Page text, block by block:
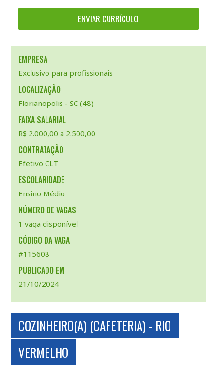
EMPRESA
Exclusivo para profissionais
LOCALIZAÇÃO
Florianopolis - SC (48)
FAIXA SALARIAL
R$ 2.000,00 a 2.500,00
CONTRATAÇÃO
Efetivo CLT
ESCOLARIDADE
Ensino Médio
NÚMERO DE VAGAS
1 vaga disponível
CÓDIGO DA VAGA
#115608
PUBLICADO EM
21/10/2024
COZINHEIRO(A) (CAFETERIA) - RIO
VERMELHO